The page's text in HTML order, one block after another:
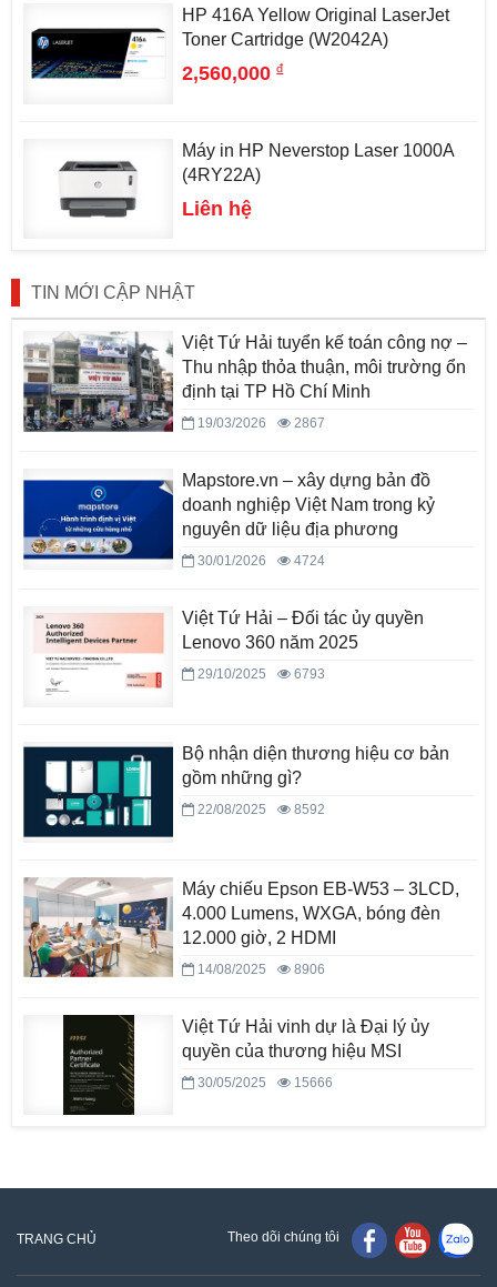
HP 416A Yellow Original LaserJet
Toner Cartridge (W2042A)
2,560,000đ
Máy in HP Neverstop Laser 1000A
(4RY22A)
Liên hệ
TIN MỚI CẬP NHẬT
Việt Tứ Hải tuyển kế toán công nợ –
Thu nhập thỏa thuận, môi trường ổn
định tại TP Hồ Chí Minh
19/03/2026 2867
Mapstore.vn – xây dựng bản đồ
doanh nghiệp Việt Nam trong kỷ
nguyên dữ liệu địa phương
30/01/2026 4724
Việt Tứ Hải – Đối tác ủy quyền
Lenovo 360 năm 2025
29/10/2025 6793
Bộ nhận diện thương hiệu cơ bản
gồm những gì?
22/08/2025 8592
Máy chiếu Epson EB-W53 – 3LCD,
4.000 Lumens, WXGA, bóng đèn
12.000 giờ, 2 HDMI
14/08/2025 8906
Việt Tứ Hải vinh dự là Đại lý ủy
quyền của thương hiệu MSI
30/05/2025 15666
TRANG CHỦ Theo dõi chúng tôi